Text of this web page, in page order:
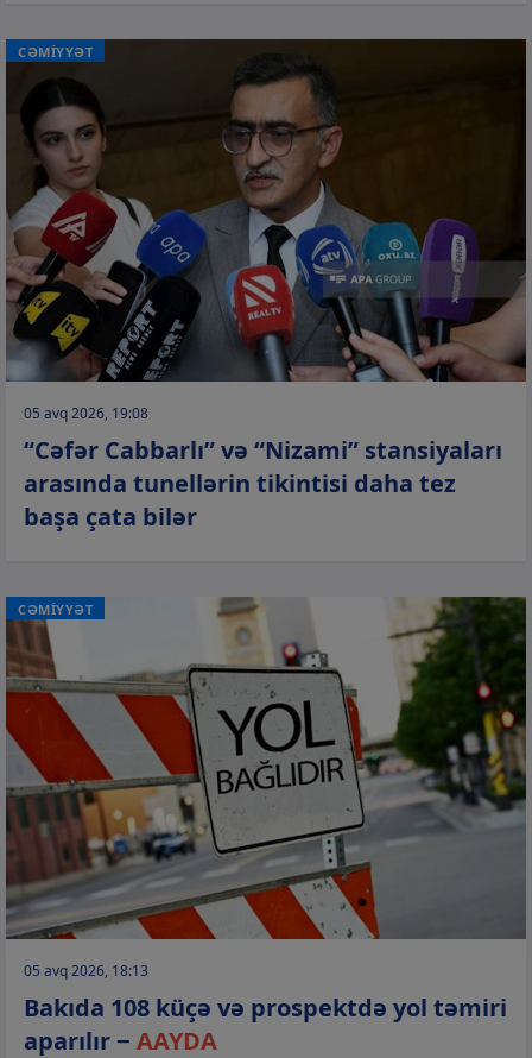
CƏMİYYƏT
05 avq 2026, 19:08
“Cəfər Cabbarlı” və “Nizami” stansiyaları
arasında tunellərin tikintisi daha tez
başa çata bilər
CƏMİYYƏT
05 avq 2026, 18:13
Bakıda 108 küçə və prospektdə yol təmiri
aparılır − AAYDA